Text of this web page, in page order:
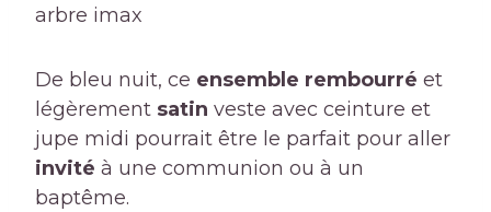
arbre imax
De bleu nuit, ce ensemble rembourré et
légèrement satin veste avec ceinture et
jupe midi pourrait être le parfait pour aller
invité à une communion ou à un
baptême.